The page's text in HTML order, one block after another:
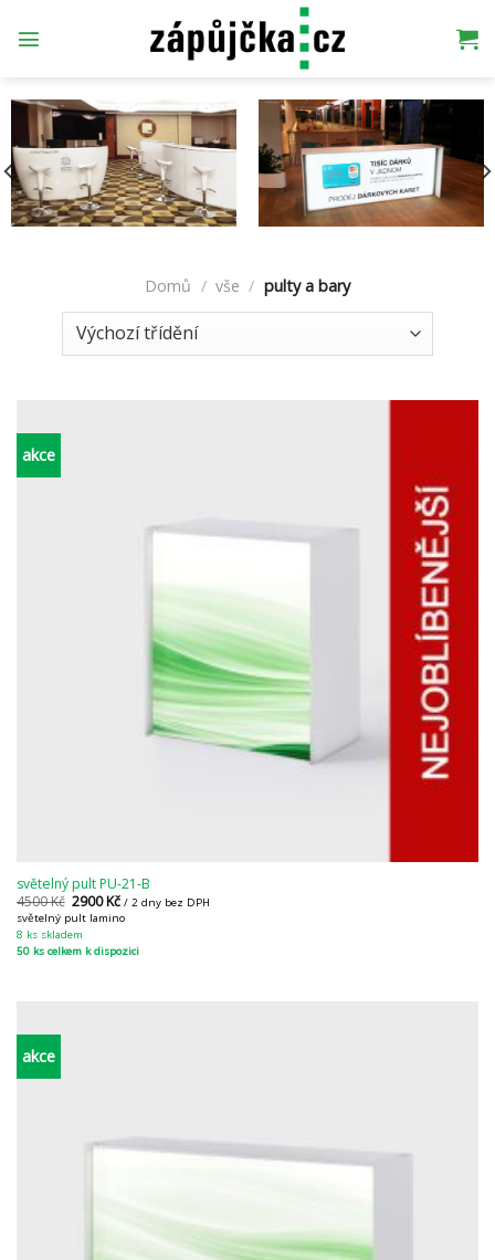
Domů / vše / pulty a bary
akce
světelný pult PU-21-B
4500Kč 2900Kč / 2 dny bez DPH
světelný pult lamino
8 ks skladem
50 ks celkem k dispozici
akce